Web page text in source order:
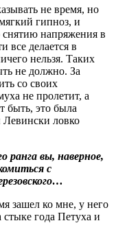
не время, но
гипноз, и
снятию напряжения в
все делается в
нельзя. Таких
не должно. За
со своих
не пролетит, а
быть, это была
Левински ловко
ранга вы, наверное,
с
зашел ко мне, у него
года Петуха и